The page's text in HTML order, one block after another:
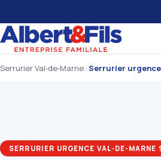
Serrurier Val‑de‑Marne›Serrurier urgence
SERRURIER URGENCE VAL‑DE‑MARNE